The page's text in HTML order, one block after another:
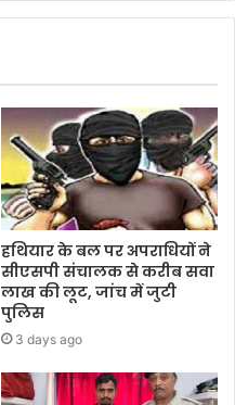
हथियार के बल पर अपराधियों ने
सीएसपी संचालक से करीब सवा
लाख की लूट, जांच में जुटी
पुलिस
3 days ago